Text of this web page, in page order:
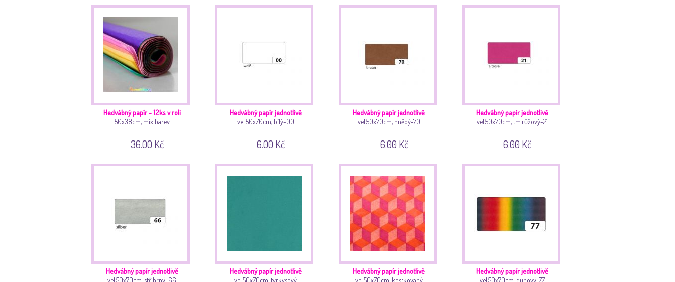
Hedvábný papír - 12ks v roli
50x38cm, mix barev
36.00 Kč
Hedvábný papír jednotlivě
vel.50x70cm, bílý-00
6.00 Kč
Hedvábný papír jednotlivě
vel.50x70cm, hnědý-70
6.00 Kč
Hedvábný papír jednotlivě
vel.50x70cm, tm.růžový-21
6.00 Kč
Hedvábný papír jednotlivě Hedvábný papír jednotlivě Hedvábný papír jednotlivě Hedvábný papír jednotlivě